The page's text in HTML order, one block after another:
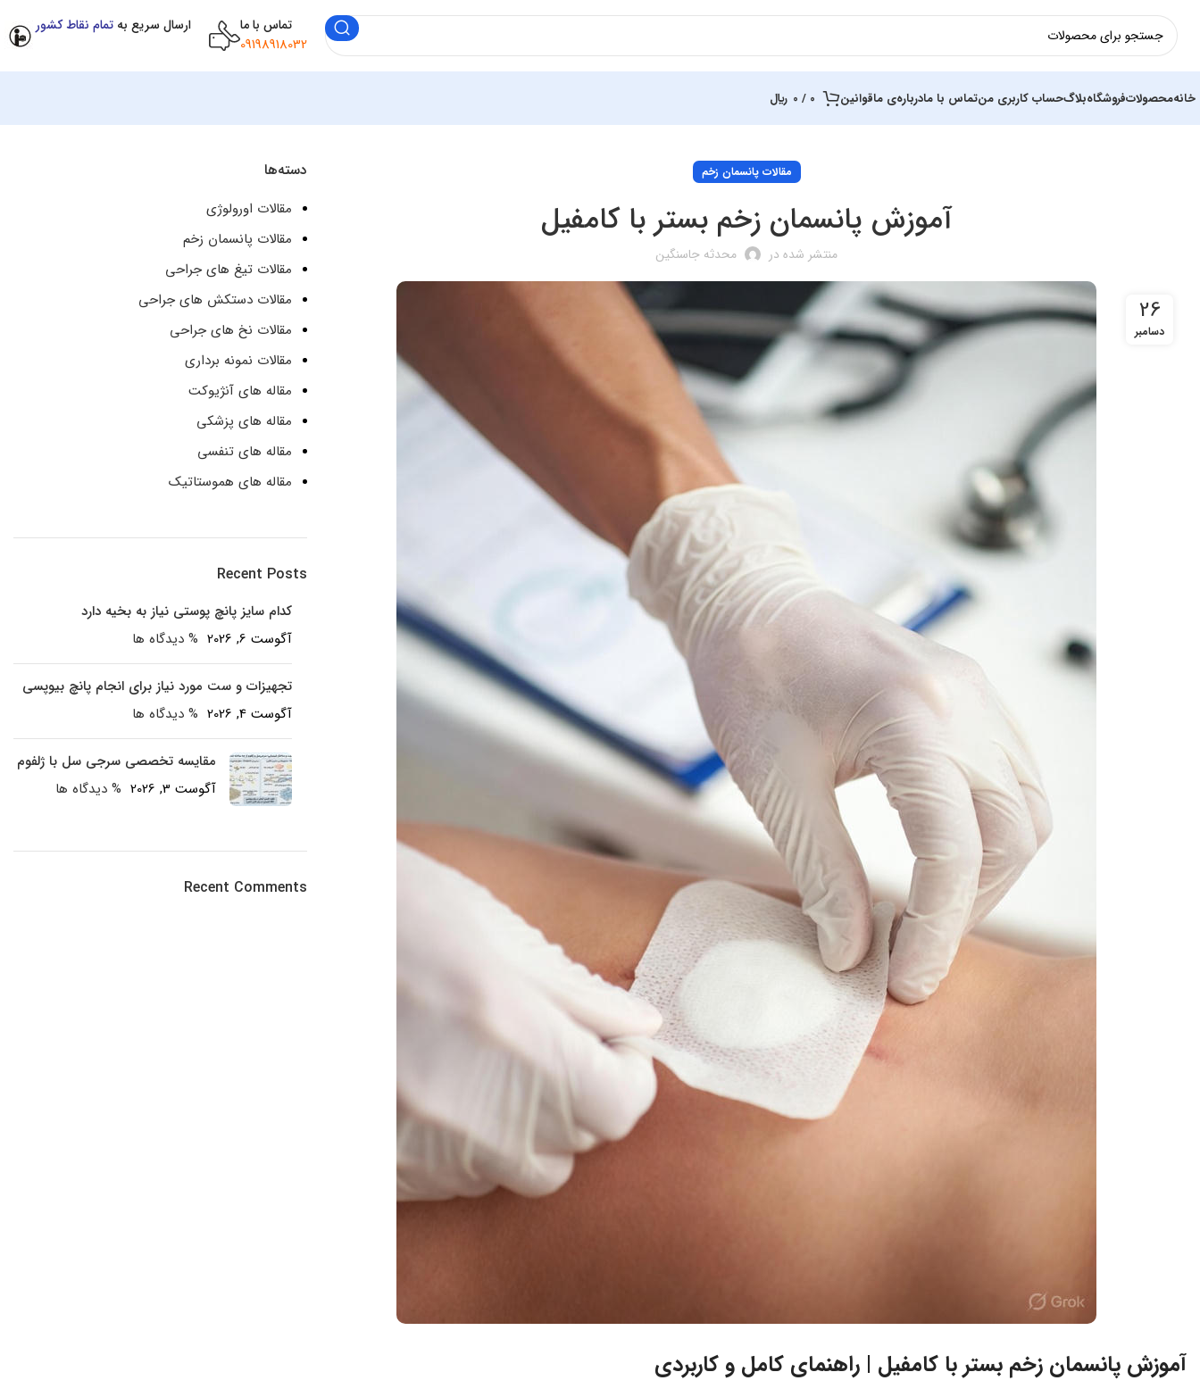
تماس با ما
09198918032
ارسال سریع به تمام نقاط کشور
خانهمحصولاتفروشگاهبلاگحساب کاربری منتماس با مادرباره‌ی ماقوانین 0
/ ﷼ 0
مقالات پانسمان زخم
آموزش پانسمان زخم بستر با کامفیل
منتشر شده در محدثه جاسنگین
26
دسامبر
آموزش پانسمان زخم بستر با کامفیل | راهنمای کامل و کاربردی
دسته‌ها
مقالات اورولوژی
مقالات پانسمان زخم
مقالات تیغ های جراحی
مقالات دستکش های جراحی
مقالات نخ های جراحی
مقالات نمونه برداری
مقاله های آنژیوکت
مقاله های پزشکی
مقاله های تنفسی
مقاله های هموستاتیک
Recent Posts
کدام سایز پانچ پوستی نیاز به بخیه دارد
آگوست 6, 2026
% دیدگاه ها
تجهیزات و ست مورد نیاز برای انجام پانچ بیوپسی
آگوست 4, 2026
% دیدگاه ها
مقایسه تخصصی سرجی سل با ژلفوم
آگوست 3, 2026
% دیدگاه ها
Recent Comments